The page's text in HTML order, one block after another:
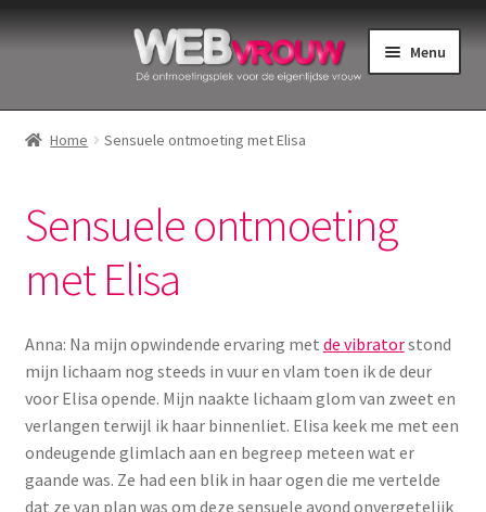
Ga
Ga
Menu
Home
Intiemverzorging
Menstruatiedisks
Menstruatiecups
Menstruatieondergoed
Menstruatiepijn
Home Sensuele ontmoeting met Elisa
Sensuele ontmoeting
met Elisa
Anna: Na mijn opwindende ervaring met de vibratorstond
mijn lichaam nog steeds in vuur en vlam toen ik de deur
voor Elisa opende. Mijn naakte lichaam glom van zweet en
verlangen terwijl ik haar binnenliet. Elisa keek me met een
ondeugende glimlach aan en begreep meteen wat er
gaande was. Ze had een blik in haar ogen die me vertelde
dat ze van plan was om deze sensuele avond onvergetelijk